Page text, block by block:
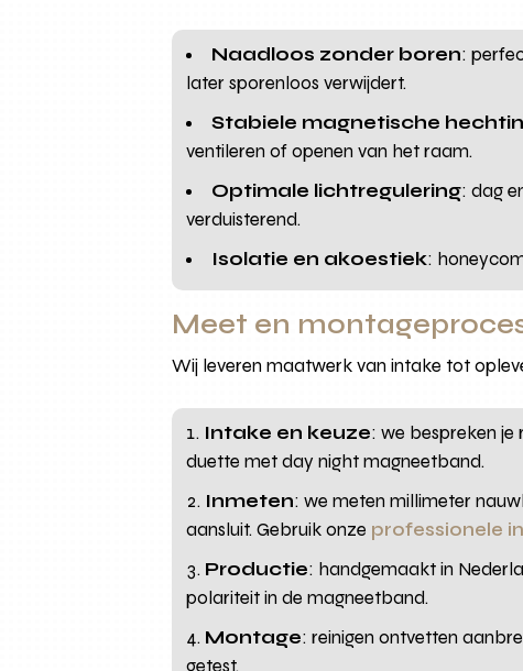
Naadloos zonder boren:
later sporenloos verwijdert.
Stabiele magnetische
ventileren of openen van het raam.
Optimale lichtregulering: dag
verduisterend.
Isolatie en akoestiek:
Meet en
Wij leveren maatwerk van intake tot
Intake en keuze: we bespreken
duette met day night magneetband.
Inmeten: we meten millimeter
aansluit. Gebruik onze professionele
Productie: handgemaakt in
polariteit in de magneetband.
Montage: reinigen ontvetten
getest.